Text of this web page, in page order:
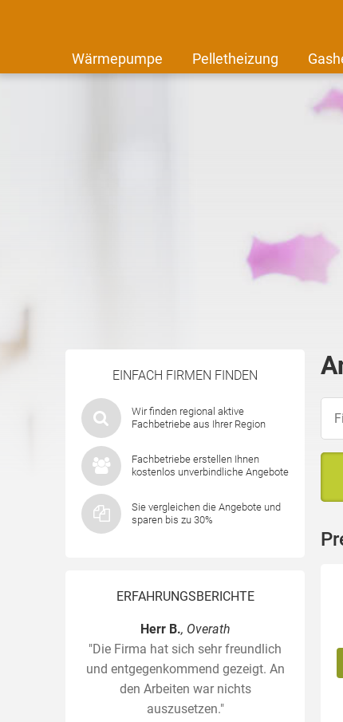
Wärmepumpe Pelletheizung
EINFACH FIRMEN FINDEN
Wir finden regional aktive
Fachbetriebe aus Ihrer Region
Fachbetriebe erstellen Ihnen
kostenlos unverbindliche Angebote
Sie vergleichen die Angebote und
sparen bis zu 30%
ERFAHRUNGSBERICHTE
Herr B., Overath
"Die Firma hat sich sehr freundlich
und entgegenkommend gezeigt. An
den Arbeiten war nichts
auszusetzen."